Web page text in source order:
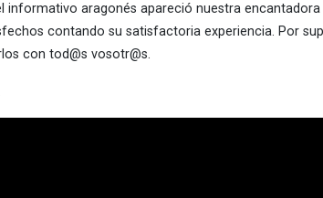
informativo aragonés apareció nuestra
contando su satisfactoria experiencia. Por
con tod@s vosotr@s.